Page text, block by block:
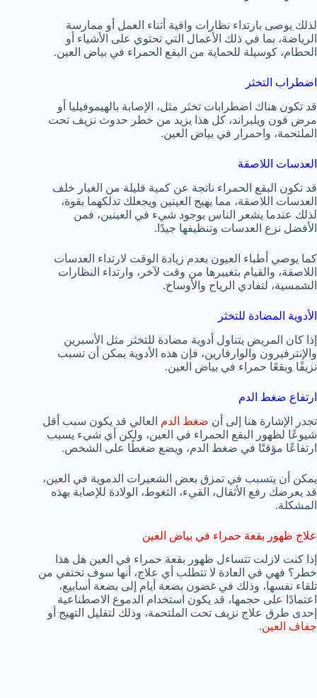
لذلك يوصى بارتداء نظارات واقية أثناء العمل أو ممارسة
الرياضة، بما في ذلك الأعمال التي تحتوي على الأشياء أو
الحطام، كوسيلة للحماية من البقع الحمراء في بياض العين.
اضطراب التخثر
قد تكون هناك اضطرابات تخثر مثل، الإصابة بالهيموفيليا أو
مرض فون ويلبراند، كل هذا يزيد من خطر حدوث نزيف تحت
الملتحمة، واحمرار في بياض العين.
العدسات اللاصقة
قد تكون البقع الحمراء ناتجة عن كمية قليلة من الغبار خلف
العدسات اللاصقة، مما يهيج العينين ويجعلك تدلكهما بقوة،
لذلك عندما يشعر الناس بوجود شيء في العينين، فمن
الأفضل نزع العدسات وتنظيفها جيدًا.
كما يوصي أطباء العيون بعدم زيادة الوقت لارتداء العدسات
اللاصقة، والقيام بتغييرها من وقت لآخر، وارتداء النظارات
الشمسية، لتفادي الرياح والأوساخ.
الأدوية المضادة للتخثر
إذا كان المريض يتناول أدوية مضادة للتخثر مثل الأسبرين
والإنترفيرون والوارفارين، فإن هذه الأدوية يمكن أن تسبب
نزيفًا وبقعًا حمراء في بياض العين.
ارتفاع ضغط الدم
تجدر الإشارة هنا إلى أن ضغط الدم العالي قد يكون سبب أقل
شيوعًا لظهور البقع الحمراء في العين، ولكن أي شيء يسبب
ارتفاعًا مؤقتًا في ضغط الدم، ويضع ضغطًا على الشخص.
يمكن أن يتسبب في تمزق بعض الشعيرات الدموية في العين،
قد يعرضك رفع الأثقال، القيء، التغوط، الولادة للإصابة بهذه
المشكلة.
علاج ظهور بقعة حمراء في بياض العين
إذا كنت لازلت تتساءل ظهور بقعة حمراء في العين هل هذا
خطر؟ فهي في العادة لا تتطلب أي علاج، أنها سوف تختفي من
تلقاء نفسها، وذلك في غضون بضعة أيام إلى بضعة أسابيع،
اعتمادًا على حجمها، قد يكون استخدام الدموع الاصطناعية
إحدى طرق علاج نزيف تحت الملتحمة، وذلك لتقليل التهيج أو
جفاف العين.